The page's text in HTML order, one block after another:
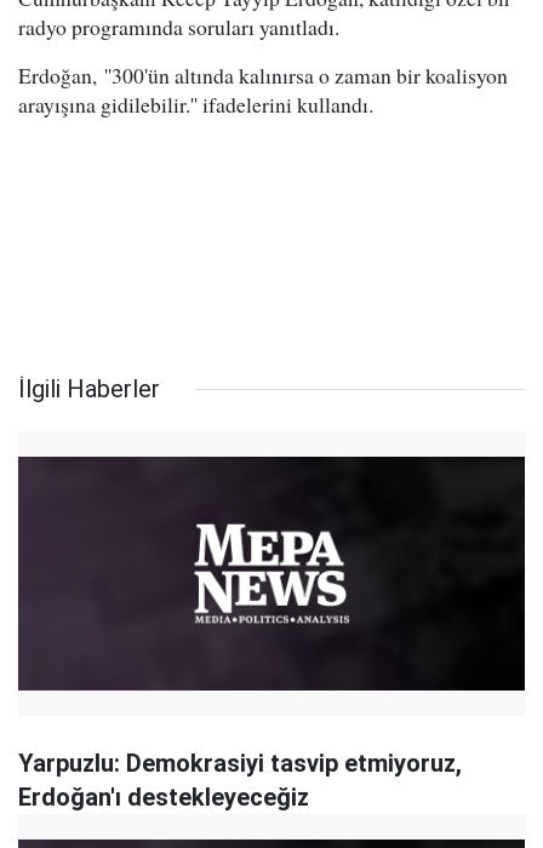
radyo programında soruları yanıtladı.
Erdoğan, ''300'ün altında kalınırsa o zaman bir koalisyon
arayışına gidilebilir.'' ifadelerini kullandı.
İlgili Haberler
Yarpuzlu: Demokrasiyi tasvip etmiyoruz,
Erdoğan'ı destekleyeceğiz